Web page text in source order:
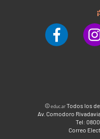
©educ.arTodos los
Av. Comodoro Rivadavia
Tel:
Correo